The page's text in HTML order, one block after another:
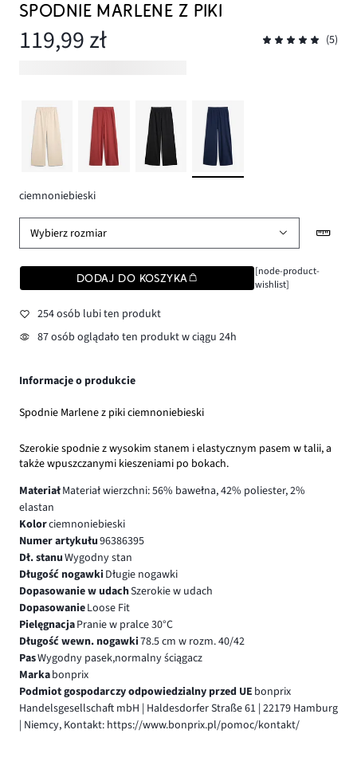
SPODNIE MARLENE Z PIKI
119,99 zł (5)
ciemnoniebieski
Wybierz rozmiar
DODAJ DO KOSZYKA
[node-product-
wishlist]
254 osób lubi ten produkt
87 osób oglądało ten produkt w ciągu 24h
Informacje o produkcie
Spodnie Marlene z piki ciemnoniebieski
Szerokie spodnie z wysokim stanem i elastycznym pasem w talii, a
także wpuszczanymi kieszeniami po bokach.
MateriałMateriał wierzchni: 56% bawełna, 42% poliester, 2%
elastan
Kolorciemnoniebieski
Numer artykułu96386395
Dł. stanuWygodny stan
Długość nogawki Długie nogawki
Dopasowanie w udachSzerokie w udach
DopasowanieLoose Fit
PielęgnacjaPranie w pralce 30°C
Długość wewn. nogawki78.5 cm w rozm. 40/42
PasWygodny pasek,normalny ściągacz
Markabonprix
Podmiot gospodarczy odpowiedzialny przed UE bonprix
Handelsgesellschaft mbH | Haldesdorfer Straße 61 | 22179 Hamburg
| Niemcy, Kontakt: https://www.bonprix.pl/pomoc/kontakt/